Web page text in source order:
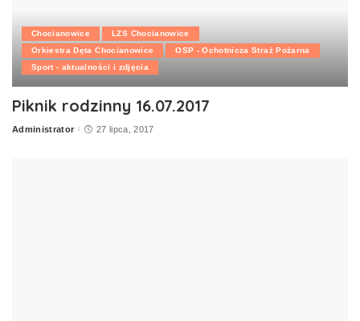
Chocianowice
LZS Chocianowice
Orkiestra Dęta Chocianowice
OSP - Ochotnicza Straż Pożarna
Sport - aktualności i zdjęcia
Piknik rodzinny 16.07.2017
Posted
Administrator 27 lipca, 2017